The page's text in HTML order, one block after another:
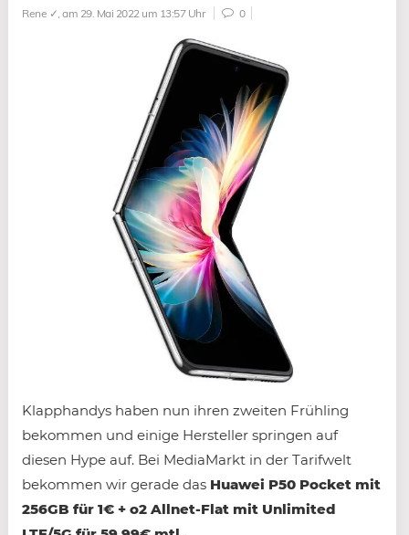
Rene ✓, am 29. Mai 2022 um 13:57 Uhr 0
Klapphandys haben nun ihren zweiten Frühling
bekommen und einige Hersteller springen auf
diesen Hype auf. Bei MediaMarkt in der Tarifwelt
bekommen wir gerade das Huawei P50 Pocket mit
256GB für 1€ + o2 Allnet-Flat mit Unlimited